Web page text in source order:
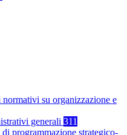
su organizzazione e
generali 311
programmazione strategico-